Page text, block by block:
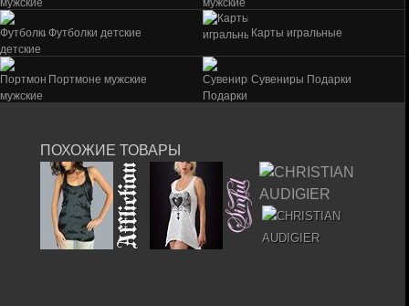
Футболки детские Карты игральные
Портмоне мужские Сувениры Подарки
ПОХОЖИЕ ТОВАРЫ